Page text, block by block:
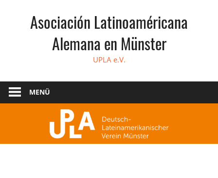
Asociación Latinoaméricana
Alemana en Münster
UPLA e.V.
MENÜ